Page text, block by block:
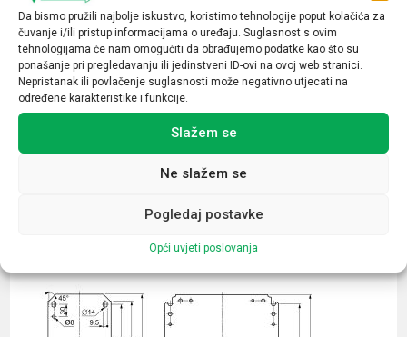
Da bismo pružili najbolje iskustvo, koristimo tehnologije poput kolačića za
čuvanje i/ili pristup informacijama o uređaju. Suglasnost s ovim
tehnologijama će nam omogućiti da obrađujemo podatke kao što su
ponašanje pri pregledavanju ili jedinstveni ID-ovi na ovoj web stranici.
Nepristanak ili povlačenje suglasnosti može negativno utjecati na
određene karakteristike i funkcije.
Slažem se
Ne slažem se
Pogledaj postavke
Opći uvjeti poslovanja
Tip opreme
glava preklopke
Povezani proizvodi